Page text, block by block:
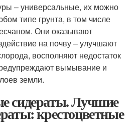
– универсальные, их можно
типе грунта, в том числе
Они оказывают
на почву – улучшают
восполняют недостаток
вымывание и
земли.
сидераты. Лучшие
крестоцветные